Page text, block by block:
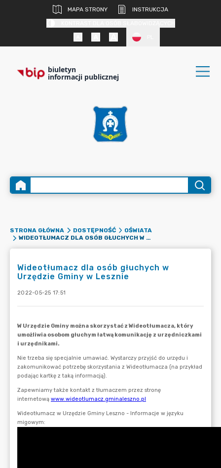
MAPA STRONY
INSTRUKCJA
biuletyn
informacji publicznej
STRONA GŁÓWNA DOSTĘPNOŚĆ
OŚWIATA
WIDEOTŁUMACZ DLA OSÓB GŁUCHYCH W URZĘDZIE GMINY W LESZNIE
Wideotłumacz dla osób głuchych w
Urzędzie Gminy w Lesznie
2022-05-25 17:51